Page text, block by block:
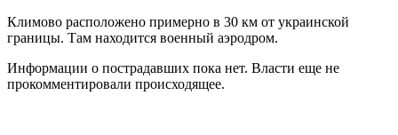
Климово расположено примерно в 30 км от украинской
границы. Там находится военный аэродром.
Информации о пострадавших пока нет. Власти еще не
прокомментировали происходящее.